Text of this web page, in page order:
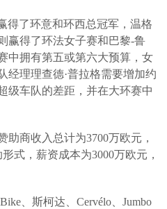
得了环意和环西总冠军，温格
赢得了环法女子赛和巴黎-鲁
中拥有第五或第六大预算，女
经理理查德·普拉格需要增加约
级车队的差距，并在大环赛中
助商收入总计为3700万欧元，
式，薪资成本为3000万欧元，
、斯柯达、Cervélo、Jumbo